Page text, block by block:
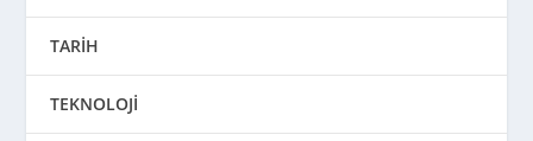
TARİH
TEKNOLOJİ